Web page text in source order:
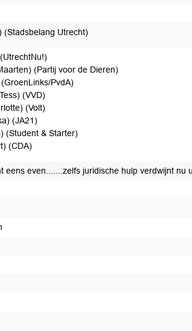
(Stadsbelang Utrecht)
(Partij voor de Dieren)
PvdA)
(VVD)
(Volt)
(JA21)
(Student & Starter)
(CDA)
eens even.......zelfs juridische hulp verdwijnt nu